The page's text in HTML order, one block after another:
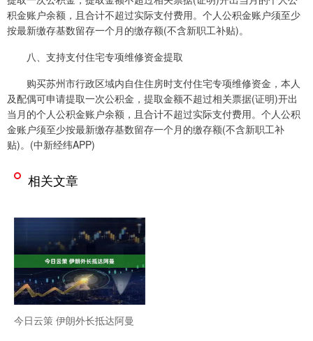
积金账户余额，且合计不超过实际支付费用。个人公积金账户须至少
按最新缴存基数留存一个月的缴存额(不含新职工补贴)。
八、支持支付住宅专项维修资金提取
购买苏州市行政区域内自住住房时支付住宅专项维修资金，本人
及配偶可申请提取一次公积金，提取金额不超过相关票据(证明)开出
当月的个人公积金账户余额，且合计不超过实际支付费用。个人公积
金账户须至少按最新缴存基数留存一个月的缴存额(不含新职工补
贴)。(中新经纬APP)
相关文章
今日云策 伊朗外长抵达阿曼